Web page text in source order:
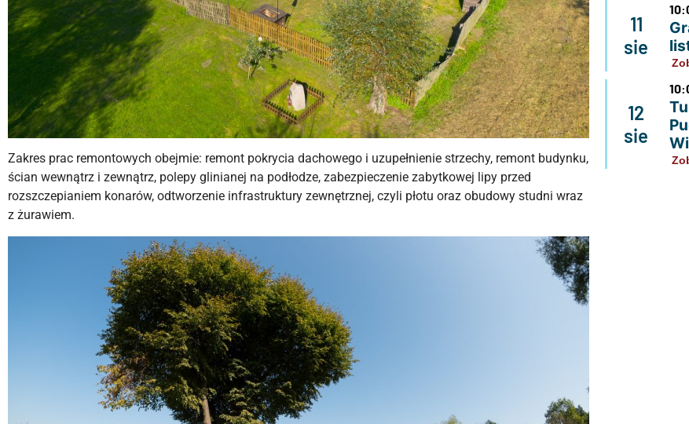
Zakres prac remontowych obejmie: remont pokrycia dachowego i uzupełnienie strzechy, remont budynku,
ścian wewnątrz i zewnątrz, polepy glinianej na podłodze, zabezpieczenie zabytkowej lipy przed
rozszczepianiem konarów, odtworzenie infrastruktury zewnętrznej, czyli płotu oraz obudowy studni wraz
z żurawiem.
11
sie
12
sie